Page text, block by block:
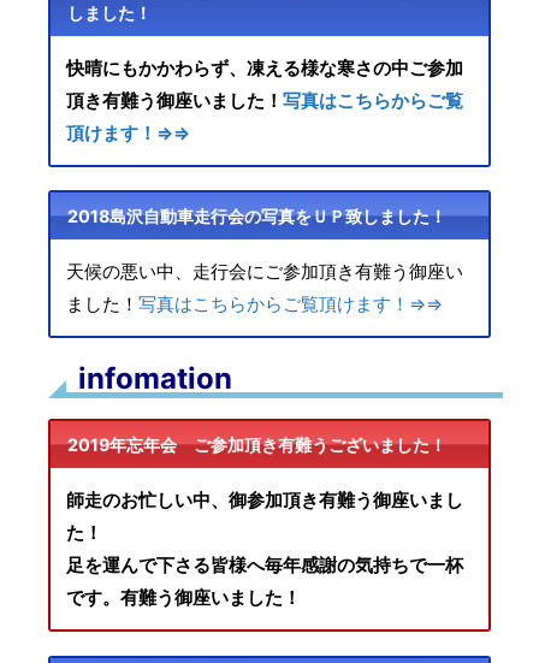
しました！
快晴にもかかわらず、凍える様な寒さの中ご参加
頂き有難う御座いました！ 写真はこちらからご覧
頂けます！⇒⇒
2018島沢自動車走行会の写真をＵＰ致しました！
天候の悪い中、走行会にご参加頂き有難う御座い
ました！ 写真はこちらからご覧頂けます！⇒⇒
infomation
2019年忘年会 ご参加頂き有難うございました！
師走のお忙しい中、御参加頂き有難う御座いまし
た！
足を運んで下さる皆様へ毎年感謝の気持ちで一杯
です。有難う御座いました！